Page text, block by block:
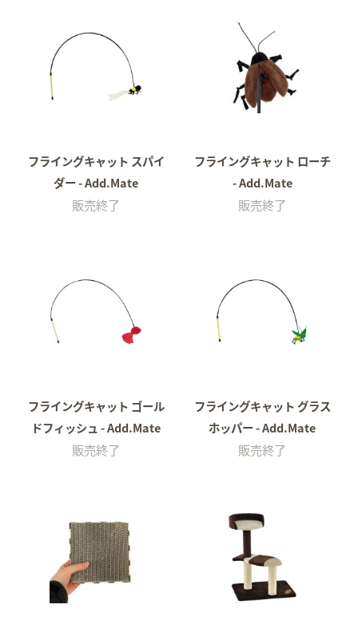
フライングキャット スパイ
ダー - Add.Mate
販売終了
フライングキャット ローチ
- Add.Mate
販売終了
フライングキャット ゴール
ドフィッシュ - Add.Mate
販売終了
フライングキャット グラス
ホッパー - Add.Mate
販売終了